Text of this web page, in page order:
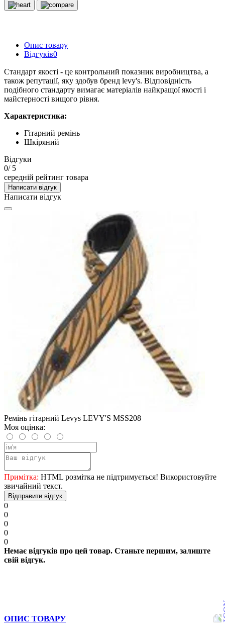
Опис товару
Відгуків0
Стандарт якості - це контрольний показник виробництва, а
також репутації, яку здобув бренд levy's. Відповідність
подібного стандарту вимагає матеріалів найкращої якості і
майстерності вищого рівня.
Характеристика:
Гітарний ремінь
Шкіряний
Відгуки
0/ 5
середній рейтинг товара
Написати відгук
Написати відгук
Ремінь гітарний Levys LEVY'S MSS208
Моя оцінка:
Примітка: HTML розмітка не підтримується! Використовуйте
звичайний текст.
Відправити відгук
0
0
0
0
0
Немає відгуків про цей товар. Станьте першим, залиште
свій відгук.
ОПИС ТОВАРУ